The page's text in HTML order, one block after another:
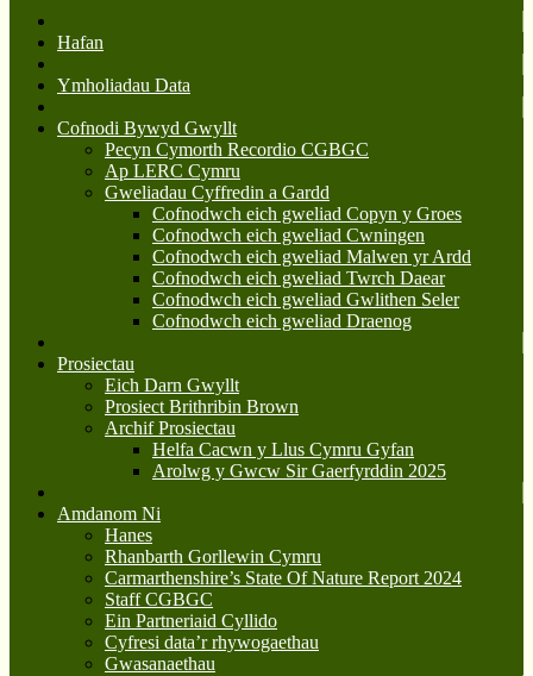
Hafan
Ymholiadau Data
Cofnodi Bywyd Gwyllt
Pecyn Cymorth Recordio CGBGC
Ap LERC Cymru
Gweliadau Cyffredin a Gardd
Cofnodwch eich gweliad Copyn y Groes
Cofnodwch eich gweliad Cwningen
Cofnodwch eich gweliad Malwen yr Ardd
Cofnodwch eich gweliad Twrch Daear
Cofnodwch eich gweliad Gwlithen Seler
Cofnodwch eich gweliad Draenog
Prosiectau
Eich Darn Gwyllt
Prosiect Brithribin Brown
Archif Prosiectau
Helfa Cacwn y Llus Cymru Gyfan
Arolwg y Gwcw Sir Gaerfyrddin 2025
Amdanom Ni
Hanes
Rhanbarth Gorllewin Cymru
Carmarthenshire’s State Of Nature Report 2024
Staff CGBGC
Ein Partneriaid Cyllido
Cyfresi data’r rhywogaethau
Gwasanaethau